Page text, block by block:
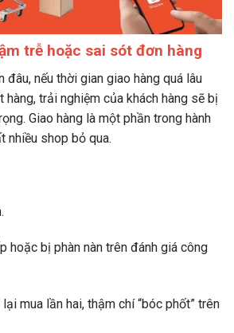
trễ hoặc sai sót đơn hàng
đâu, nếu thời gian giao hàng quá lâu
trải nghiệm của khách hàng sẽ bị
Giao hàng là một phần trong hành
nhiều shop bỏ qua.
hoặc bị phàn nàn trên đánh giá công
mua lần hai, thậm chí “bóc phốt” trên